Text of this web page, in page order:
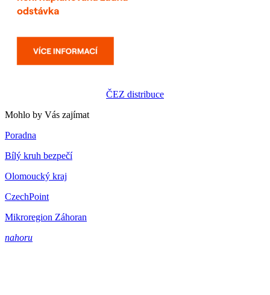
ČEZ distribuce
Mohlo by Vás zajímat
Poradna
Bílý kruh bezpečí
Olomoucký kraj
CzechPoint
Mikroregion Záhoran
nahoru